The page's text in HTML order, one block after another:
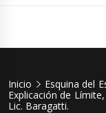
Inicio Esquina del
Explicación de
Lic. Baragatti.